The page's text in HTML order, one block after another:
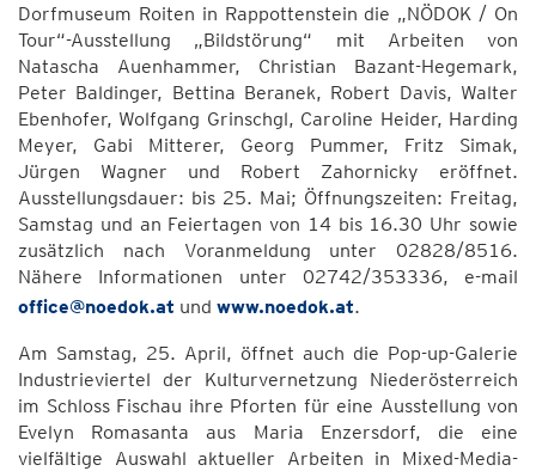
Dorfmuseum Roiten in Rappottenstein die „NÖDOK / On
Tour“-Ausstellung „Bildstörung“ mit Arbeiten von
Natascha Auenhammer, Christian Bazant-Hegemark,
Peter Baldinger, Bettina Beranek, Robert Davis, Walter
Ebenhofer, Wolfgang Grinschgl, Caroline Heider, Harding
Meyer, Gabi Mitterer, Georg Pummer, Fritz Simak,
Jürgen Wagner und Robert Zahornicky eröffnet.
Ausstellungsdauer: bis 25. Mai; Öffnungszeiten: Freitag,
Samstag und an Feiertagen von 14 bis 16.30 Uhr sowie
zusätzlich nach Voranmeldung unter 02828/8516.
Nähere Informationen unter 02742/353336, e-mail
office@noedok.at und www.noedok.at.
Am Samstag, 25. April, öffnet auch die Pop-up-Galerie
Industrieviertel der Kulturvernetzung Niederösterreich
im Schloss Fischau ihre Pforten für eine Ausstellung von
Evelyn Romasanta aus Maria Enzersdorf, die eine
vielfältige Auswahl aktueller Arbeiten in Mixed-Media-